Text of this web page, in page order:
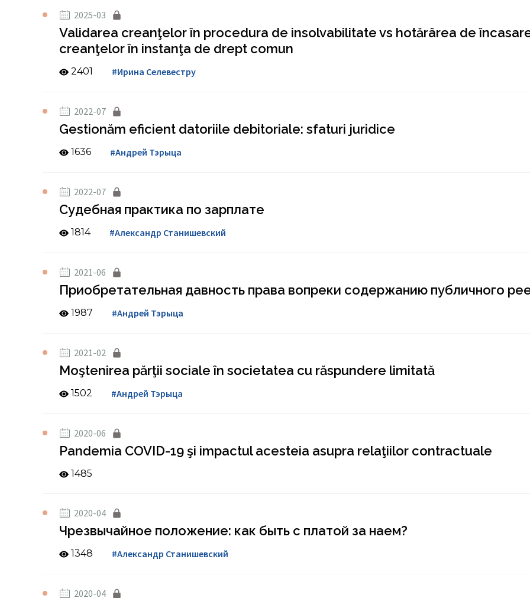
2025-03
Validarea creanţelor în procedura de insolvabilitate vs hotărârea de
creanţelor în instanţa de drept comun
2401 #Ирина Селевестру
2022-07
Gestionăm eficient datoriile debitoriale: sfaturi juridice
1636 #Андрей Тэрыца
2022-07
Судебная практика по зарплате
1814 #Александр Станишевский
2021-06
Приобретательная давность права вопреки содержанию публичного
1987 #Андрей Тэрыца
2021-02
Moştenirea părţii sociale în societatea cu răspundere limitată
1502 #Андрей Тэрыца
2020-06
Pandemia COVID-19 şi impactul acesteia asupra relaţiilor contractuale
1485
2020-04
Чрезвычайное положение: как быть с платой за наем?
1348 #Александр Станишевский
2020-04